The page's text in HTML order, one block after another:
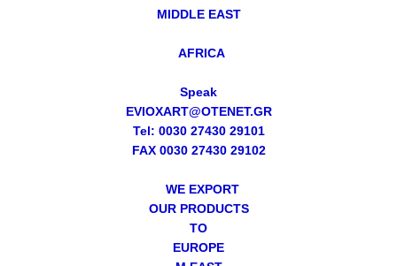
MIDDLE EAST
AFRICA
Speak
EVIOXART@OTENET.GR
Tel: 0030 27430 29101
FAX 0030 27430 29102
WE EXPORT
OUR PRODUCTS
TO
EUROPE